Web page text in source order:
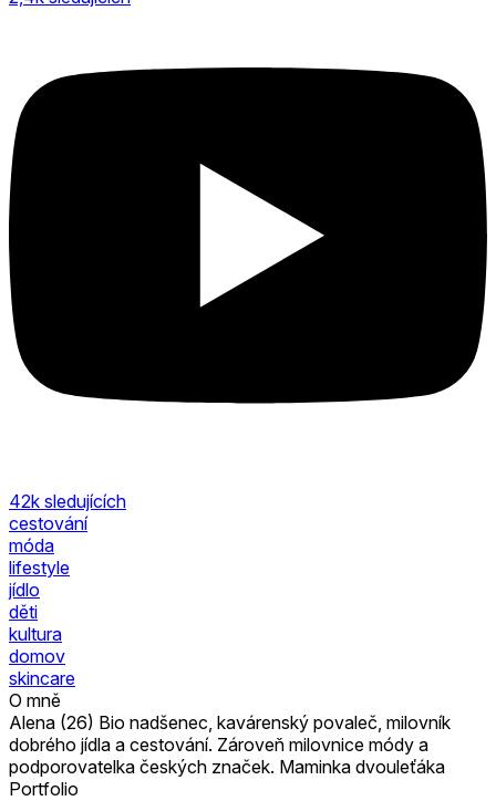
42k sledujících
cestování
móda
lifestyle
jídlo
děti
kultura
domov
skincare
O mně
Alena (26) Bio nadšenec, kavárenský povaleč, milovník
dobrého jídla a cestování. Zároveň milovnice módy a
podporovatelka českých značek. Maminka dvouleťáka
Portfolio